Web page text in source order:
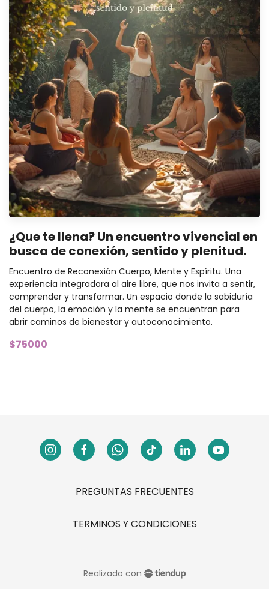
¿Que te llena? Un encuentro vivencial en
busca de conexión, sentido y plenitud.
Encuentro de Reconexión Cuerpo, Mente y Espíritu. Una
experiencia integradora al aire libre, que nos invita a sentir,
comprender y transformar. Un espacio donde la sabiduría
del cuerpo, la emoción y la mente se encuentran para
abrir caminos de bienestar y autoconocimiento.
$75000
PREGUNTAS FRECUENTES
TERMINOS Y CONDICIONES
Realizado con